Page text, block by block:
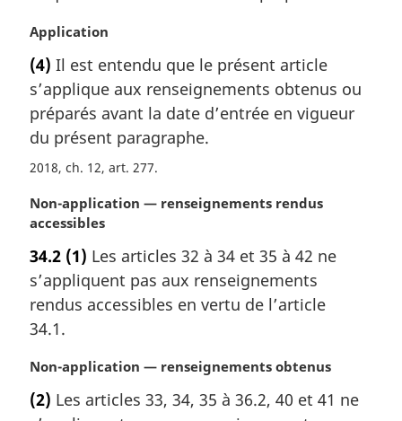
N
t
e
m
a
g
n
a
l
e
:
Application
(4) Il est entendu que le présent article
s’applique aux renseignements obtenus ou
préparés avant la date d’entrée en vigueur
du présent paragraphe.
2018, ch. 12, art. 277
N
o
e
m
a
r
g
i
a
Non-application — renseignements rendus
accessibles
34.2 (1) Les articles 32 à 34 et 35 à 42 ne
s’appliquent pas aux renseignements
rendus accessibles en vertu de l’article
34.1.
N
t
Non-application — renseignements obtenus
(2) Les articles 33, 34, 35 à 36.2, 40 et 41 ne